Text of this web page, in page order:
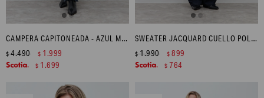
CAMPERA CAPITONEADA - AZUL MARINO
$4.490 $ 1.999
$ 1.699
SWEATER JACQUARD CUELLO POLO - CRUDO
$1.990 $ 899
$ 764